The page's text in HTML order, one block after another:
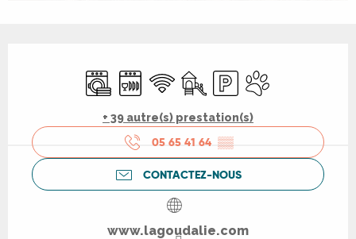
Lave lingeLave vaisselle
WiFi Jeux pour enfants / Espace
ParkingAnimaux acceptés
+ 39 autre(s) prestation(s)
05 65 41 64 ▒▒
CONTACTEZ-NOUS
www.lagoudalie.com